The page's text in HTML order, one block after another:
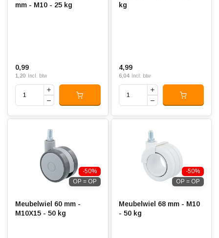
mm - M10 - 25 kg
0,99
1,20 Incl. btw
kg
4,99
6,04 Incl. btw
-50%
OP = OP
Meubelwiel 60 mm -
M10X15 - 50 kg
-50%
OP = OP
Meubelwiel 68 mm - M10
- 50 kg